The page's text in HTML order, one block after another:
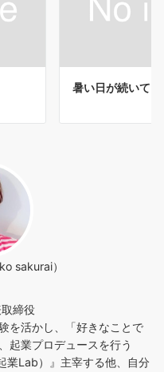
暑い日が続いて
sakurai）
取締役
を活かし、「好きなことで
起業プロデュースを行う
業Lab）』主宰する他、自分